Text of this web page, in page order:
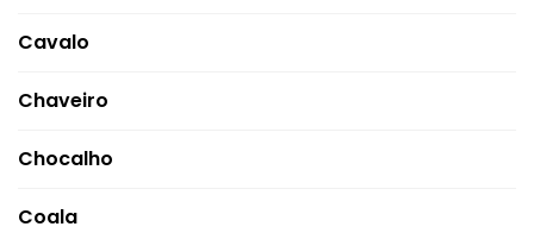
Cavalo
Chaveiro
Chocalho
Coala